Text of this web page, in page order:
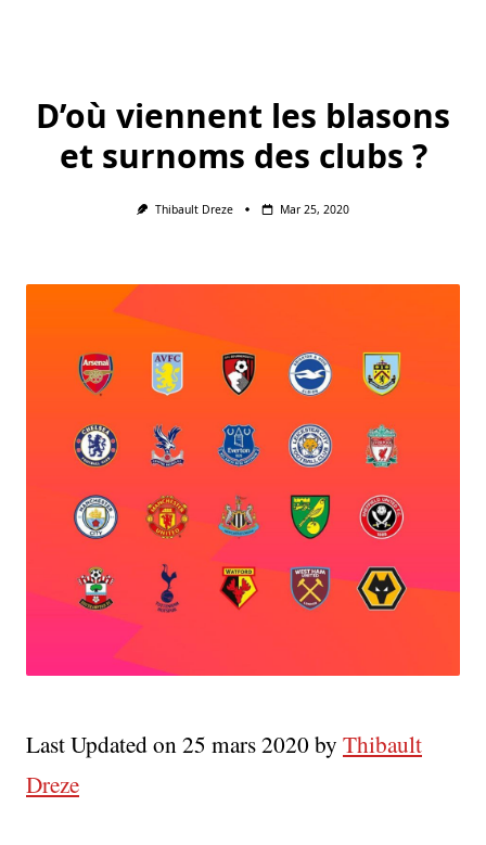
D’où viennent les blasons
et surnoms des clubs ?
Thibault Dreze Mar 25, 2020
Last Updated on 25 mars 2020 by Thibault
Dreze